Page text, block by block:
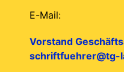
E-Mail:
Vorstand
schriftfuehrer@tg-